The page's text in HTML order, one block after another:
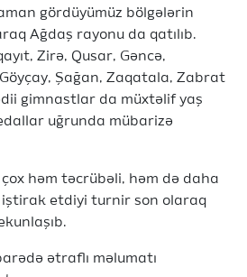
gördüyümüz bölgələrin
Ağdaş rayonu da qatılıb.
Zirə, Qusar, Gəncə,
Göyçay, Şağan, Zaqatala, Zabrat
gimnastlar da müxtəlif yaş
uğrunda mübarizə
həm təcrübəli, həm də daha
iştirak etdiyi turnir son olaraq
ətraflı məlumatı